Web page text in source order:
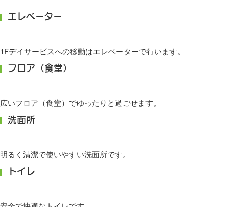
エレベーター
1Fデイサービスへの移動はエレベーターで行います。
フロア（食堂）
広いフロア（食堂）でゆったりと過ごせます。
洗面所
明るく清潔で使いやすい洗面所です。
トイレ